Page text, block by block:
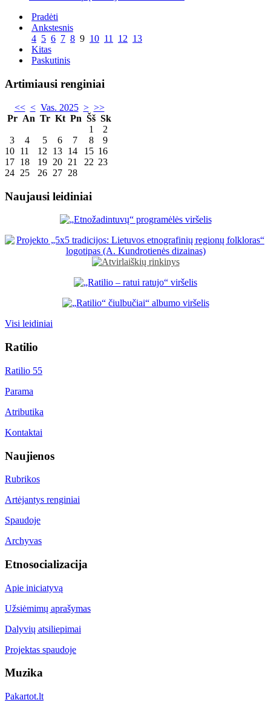
Pradėti
Ankstesnis
4 5 6 7 8 9 10 11 12 13
Kitas
Paskutinis
Artimiausi renginiai
<< < Vas. 2025 > >>
Pr An Tr Kt Pn Šš Sk
1
2
3
4 5 6 7 8
9
10 11 12 13 14 15 16
17 18 19 20 21 22 23
24 25 26 27 28
Naujausi leidiniai
Visi leidiniai
Ratilio
Ratilio 55
Parama
Atributika
Kontaktai
Naujienos
Rubrikos
Artėjantys renginiai
Spaudoje
Archyvas
Etnosocializacija
Apie iniciatyvą
Užsiėmimų aprašymas
Dalyvių atsiliepimai
Projektas spaudoje
Muzika
Pakartot.lt